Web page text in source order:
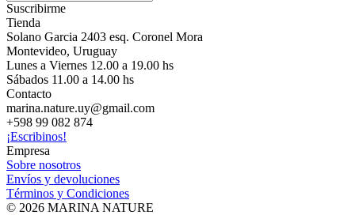
Suscribirme
Tienda
Solano Garcia 2403 esq. Coronel Mora
Montevideo, Uruguay
Lunes a Viernes 12.00 a 19.00 hs
Sábados 11.00 a 14.00 hs
Contacto
marina.nature.uy@gmail.com
+598 99 082 874
¡Escribinos!
Empresa
Sobre nosotros
Envíos y devoluciones
Términos y Condiciones
© 2026 MARINA NATURE